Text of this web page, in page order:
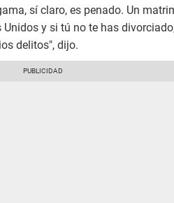
sí claro, es penado. Un
y si tú no te has
delitos", dijo.